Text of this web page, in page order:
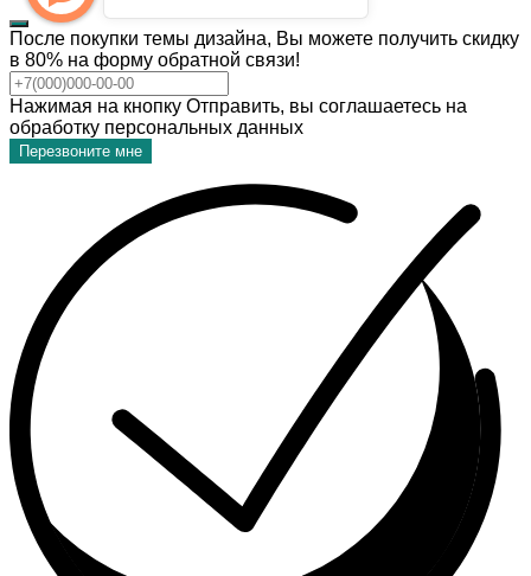
После покупки темы дизайна, Вы можете получить скидку
в 80% на форму обратной связи!
Нажимая на кнопку Отправить, вы соглашаетесь на
обработку персональных данных
Перезвоните мне